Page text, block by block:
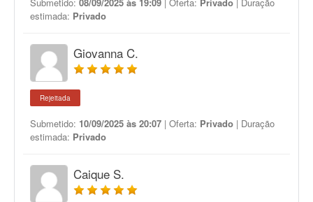
estimada: Privado
Giovanna C.
Rejeitada
Submetido: 10/09/2025 às 20:07 | Oferta: Privado | Duração
estimada: Privado
Caique S.